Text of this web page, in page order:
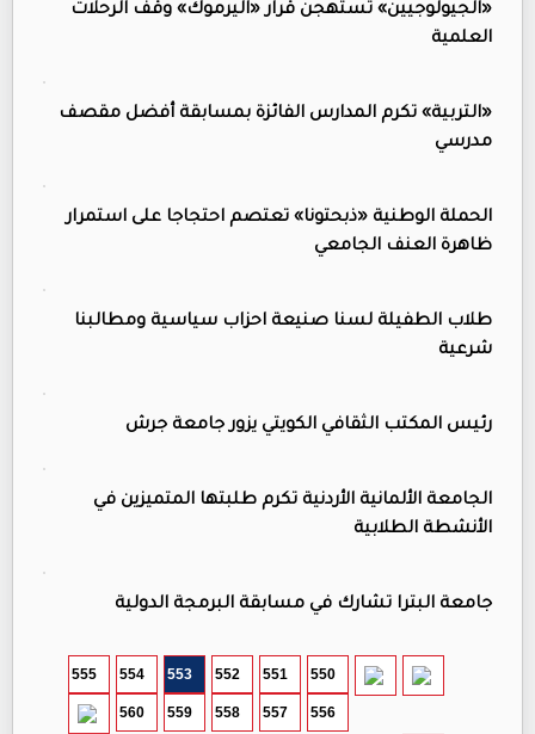
«الجيولوجيين» تستهجن قرار «اليرموك» وقف الرحلات
العلمية
«التربية» تكرم المدارس الفائزة بمسابقة أفضل مقصف
مدرسي
الحملة الوطنية «ذبحتونا» تعتصم احتجاجا على استمرار
ظاهرة العنف الجامعي
طلاب الطفيلة لسنا صنيعة احزاب سياسية ومطالبنا
شرعية
رئيس المكتب الثقافي الكويتي يزور جامعة جرش
الجامعة الألمانية الأردنية تكرم طلبتها المتميزين في
الأنشطة الطلابية
جامعة البترا تشارك في مسابقة البرمجة الدولية
550
551
552
553
554
555
556
557
558
559
560